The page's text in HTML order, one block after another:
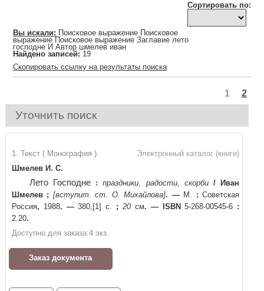
Сортировать по:
Вы искали: Поисковое выражение Поисковое
выражение Поисковое выражение Заглавие лето
господне И Автор шмелев иван
Найдено записей:19
Скопировать ссылку на результаты поиска
1 2
Уточнить поиск
Электронный каталог (книги)
1. Текст ( Монография ).
Шмелев И. С.
Лето Господне : праздники, радости, скорби /
Иван
Шмелев ; [вступит. ст. О. Михайлова]. —М. : Советская
Россия, 1988. —380,[1] с. ; 20 см. — ISBN 5-268-00545-6 :
2.20.
Доступно для заказа:4 экз.
Заказ документа